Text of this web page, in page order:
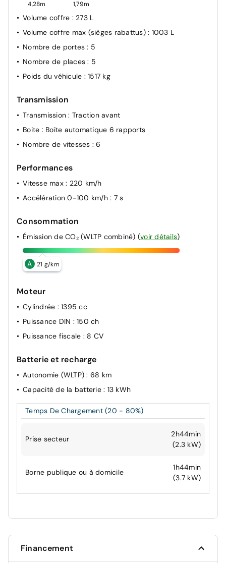
Antidémarrage électronique
Contrôle de la pression de pneu
Front Assist avec avertissement et freinage pour
détecteur de lumière/pluie
Réglage du site des phares, automatique, dynamique
projecteurs et fonctions Coming Home et Leaving
Home automatiques
E-call service: Appel d'urgence manuel ou
automatique
Assistant de conduite Travel Assist et pilotage semi-
Emergency Assist
Pack Lumière et visibilité y compris régulation des feux
4,28m 1,79m
Volume coffre : 273 L
Volume coffre max (sièges rabattus) : 1003 L
Nombre de portes: 5
Nombre de places: 5
Poids du véhicule : 1517 kg
Transmission
Transmission: Traction avant
Boite : Boîte automatique 6 rapports
Nombre de vitesses : 6
Performances
Vitesse max : 220 km/h
Accélération 0-100 km/h : 7 s
Consommation
Émission de CO₂ (WLTP combiné) (voir détails)
A 21 g/km
Moteur
Cylindrée : 1395 cc
Puissance DIN : 150 ch
Puissance fiscale : 8 CV
Batterie et recharge
Autonomie (WLTP): 68 km
Capacité de la batterie : 13 kWh
Temps De Chargement (20 - 80%)
Prise secteur
2h44min
(2.3 kW)
Borne publique ou à domicile
1h44min
(3.7 kW)
Financement